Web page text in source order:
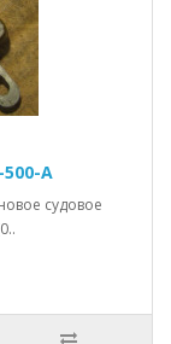
А
судовое